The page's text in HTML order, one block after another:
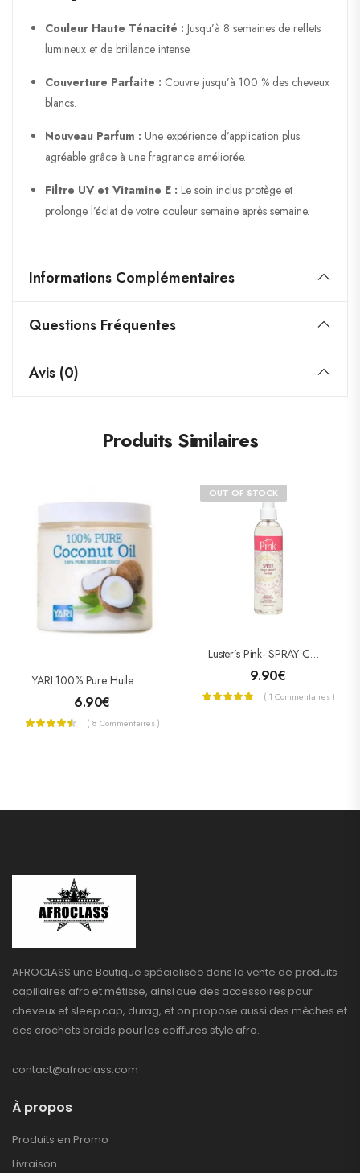
Couleur Haute Ténacité : Jusqu’à 8 semaines de reflets
lumineux et de brillance intense.
Couverture Parfaite : Couvre jusqu’à 100 % des cheveux
blancs.
Nouveau Parfum : Une expérience d’application plus
agréable grâce à une fragrance améliorée.
Filtre UV et Vitamine E : Le soin inclus protège et
prolonge l’éclat de votre couleur semaine après semaine.
Informations Complémentaires
Questions Fréquentes
Avis (0)
Produits Similaires
YARI 100% Pure Huile De Coco 500ml « Pot »
6.90€
( 8 Commentaires )
OUT OF STOCK
Luster’s Pink- SPRAY COIFFANT SPRITZ 236ML
9.90€
( 1 Commentaires )
AFROCLASS une Boutique spécialisée dans la vente de produits
capillaires afro et métisse, ainsi que des accessoires pour
cheveux et sleep cap, durag, et on propose aussi des mèches et
des crochets braids pour les coiffures style afro.
contact@afroclass.com
À propos
Produits en Promo
Livraison